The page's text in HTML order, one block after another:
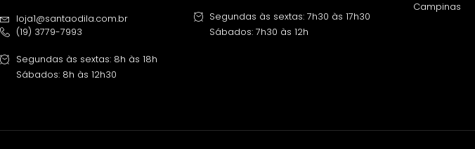
loja1@santaodila.com.br
(19) 3779-7993
Segundas às sextas: 8h às 18h
Sábados: 8h às 12h30
Segundas às sextas: 7h30 às 17h30
Sábados: 7h30 às 12h
Campinas